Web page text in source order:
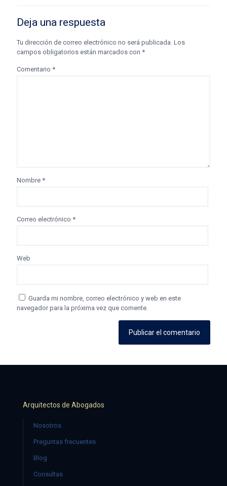
Deja una respuesta
Tu dirección de correo electrónico no será publicada. Los
campos obligatorios están marcados con *
Comentario *
Nombre *
Correo electrónico *
Web
Guarda mi nombre, correo electrónico y web en este
navegador para la próxima vez que comente.
Arquitectos de Abogados
Nosotros
Preguntas frecuentes
Blog
Consultas